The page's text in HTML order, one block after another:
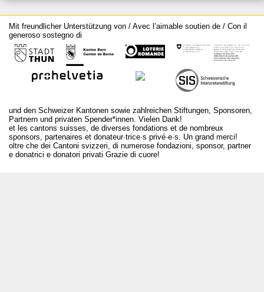
Mit freundlicher Unterstützung von / Avec l’aimable soutien de / Con il
generoso sostegno di
und den Schweizer Kantonen sowie zahlreichen Stiftungen, Sponsoren,
Partnern und privaten Spender*innen. Vielen Dank!
et les cantons suisses, de diverses fondations et de nombreux
sponsors, partenaires et donateur·trice·s privé·e·s. Un grand merci!
oltre che dei Cantoni svizzeri, di numerose fondazioni, sponsor, partner
e donatrici e donatori privati Grazie di cuore!